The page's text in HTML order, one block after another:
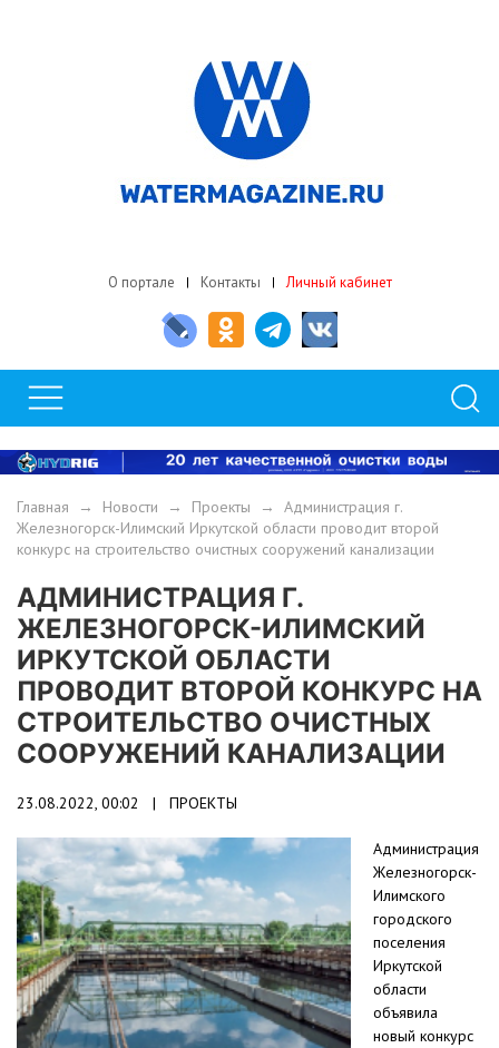
О портале Контакты Личный кабинет
Главная → Новости → Проекты → Администрация г.
Железногорск-Илимский Иркутской области проводит второй
конкурс на строительство очистных сооружений канализации
АДМИНИСТРАЦИЯ Г.
ЖЕЛЕЗНОГОРСК-ИЛИМСКИЙ
ИРКУТСКОЙ ОБЛАСТИ
ПРОВОДИТ ВТОРОЙ КОНКУРС НА
СТРОИТЕЛЬСТВО ОЧИСТНЫХ
СООРУЖЕНИЙ КАНАЛИЗАЦИИ
23.08.2022, 00:02 | ПРОЕКТЫ
Администрация
Железногорск-
Илимского
городского
поселения
Иркутской
области
объявила
новый конкурс